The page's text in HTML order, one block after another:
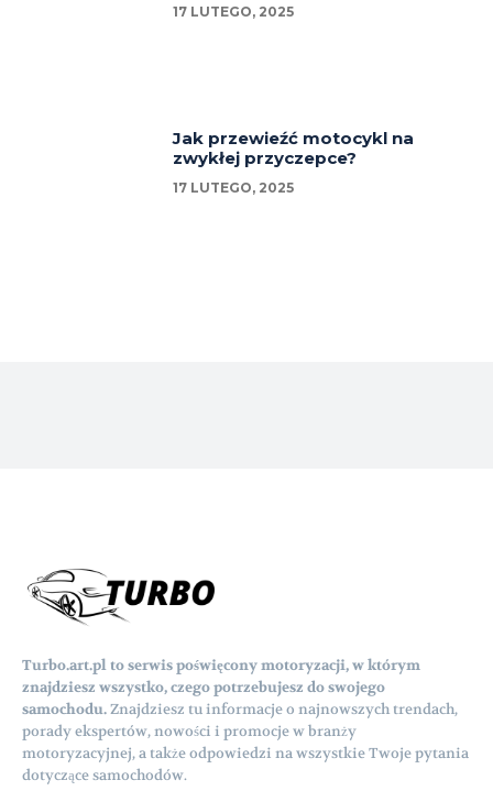
17 LUTEGO, 2025
Jak przewieźć motocykl na
zwykłej przyczepce?
17 LUTEGO, 2025
Turbo.art.pl to serwis poświęcony motoryzacji, w którym
znajdziesz wszystko, czego potrzebujesz do swojego
samochodu.Znajdziesz tu informacje o najnowszych trendach,
porady ekspertów, nowości i promocje w branży
motoryzacyjnej, a także odpowiedzi na wszystkie Twoje pytania
dotyczące samochodów.